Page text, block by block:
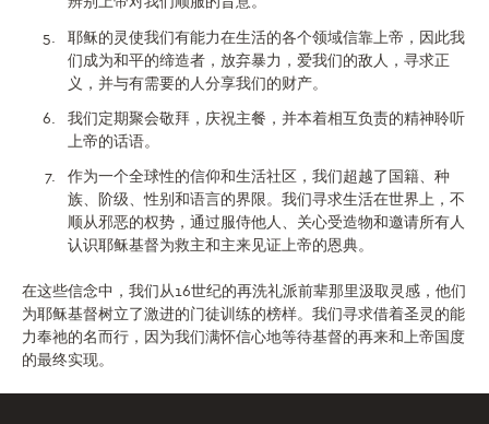
耶稣的灵使我们有能力在生活的各个领域信靠上帝，因此我
们成为和平的缔造者，放弃暴力，爱我们的敌人，寻求正
义，并与有需要的人分享我们的财产。
我们定期聚会敬拜，庆祝主餐，并本着相互负责的精神聆听
上帝的话语。
作为一个全球性的信仰和生活社区，我们超越了国籍、种
族、阶级、性别和语言的界限。我们寻求生活在世界上，不
顺从邪恶的权势，通过服侍他人、关心受造物和邀请所有人
认识耶稣基督为救主和主来见证上帝的恩典。
在这些信念中，我们从16世纪的再洗礼派前辈那里汲取灵感，他们
为耶稣基督树立了激进的门徒训练的榜样。我们寻求借着圣灵的能
力奉祂的名而行，因为我们满怀信心地等待基督的再来和上帝国度
的最终实现。